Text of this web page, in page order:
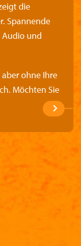
die
Spannende
Audio und
ohne Ihre
Möchten Sie